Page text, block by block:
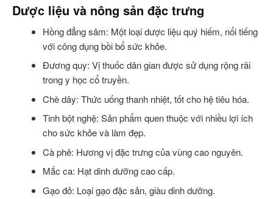
Dược liệu và nông sản đặc trưng
Hồng đẳng sâm: Một loại dược liệu quý hiếm, nổi tiếng
với công dụng bồi bổ sức khỏe.
Đương quy: Vị thuốc dân gian được sử dụng rộng rãi
trong y học cổ truyền.
Chè dây: Thức uống thanh nhiệt, tốt cho hệ tiêu hóa.
Tinh bột nghệ: Sản phẩm quen thuộc với nhiều lợi ích
cho sức khỏe và làm đẹp.
Cà phê: Hương vị đặc trưng của vùng cao nguyên.
Mắc ca: Hạt dinh dưỡng cao cấp.
Gạo đỏ: Loại gạo đặc sản, giàu dinh dưỡng.